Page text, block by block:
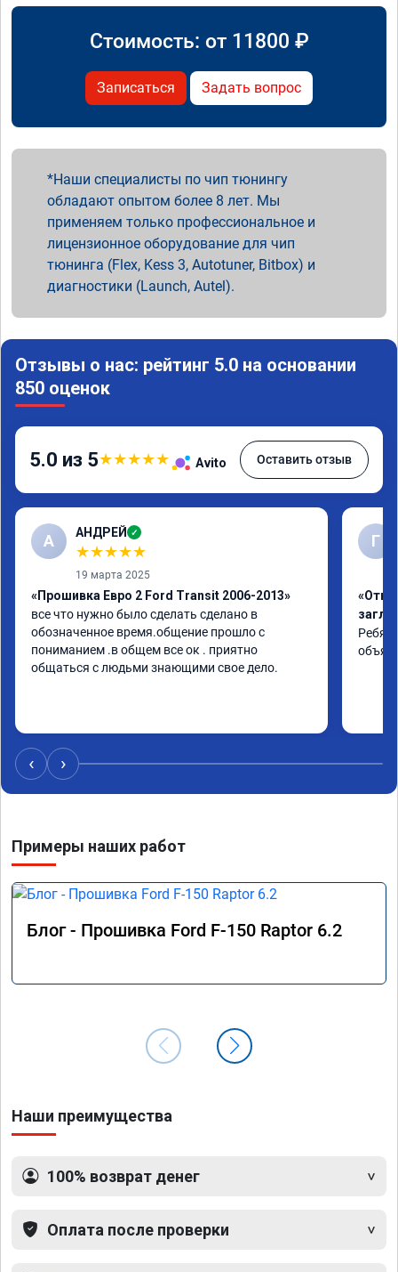
Стоимость: от 11800 ₽
Записаться Задать вопрос
Наши специалисты по чип тюнингу
обладают опытом более 8 лет. Мы
применяем только профессиональное и
лицензионное оборудование для чип
тюнинга (Flex, Kess 3, Autotuner, Bitbox) и
диагностики (Launch, Autel).
Отзывы о нас: рейтинг 5.0 на основании
850 оценок
5.0 из 5★★★★★ Avito Оставить отзыв
А АНДРЕЙ ✓
★★★★★
19 марта 2025
«Прошивка Евро 2 Ford Transit 2006-2013»
все что нужно было сделать сделано в
обозначенное время.общение прошло с
пониманием .в общем все ок . приятно
общаться с людьми знающими свое дело.
Г
‹ ›
Примеры наших работ
Блог - Прошивка Ford F-150 Raptor 6.2
Наши преимущества
100% возврат денег
Оплата после проверки